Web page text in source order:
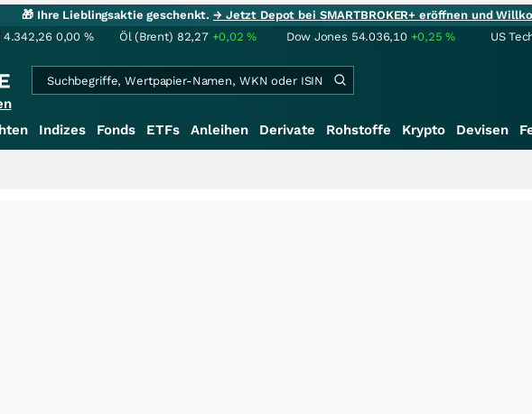
🎁 Ihre Lieblingsaktie geschenkt.→ Jetzt Depot bei SMARTBROKER+ eröffnen und
4.342,26 0,00 % Öl (Brent) 82,27 +0,02% Dow Jones 54.036,10 +0,25% US
Indizes Fonds ETFs Anleihen Derivate Rohstoffe Krypto Devisen